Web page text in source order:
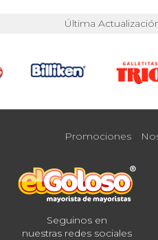
Última
Promociones
Seguinos en
nuestras redes sociales